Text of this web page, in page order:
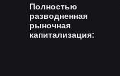
Полностью
разводненная
рыночная
капитализация: